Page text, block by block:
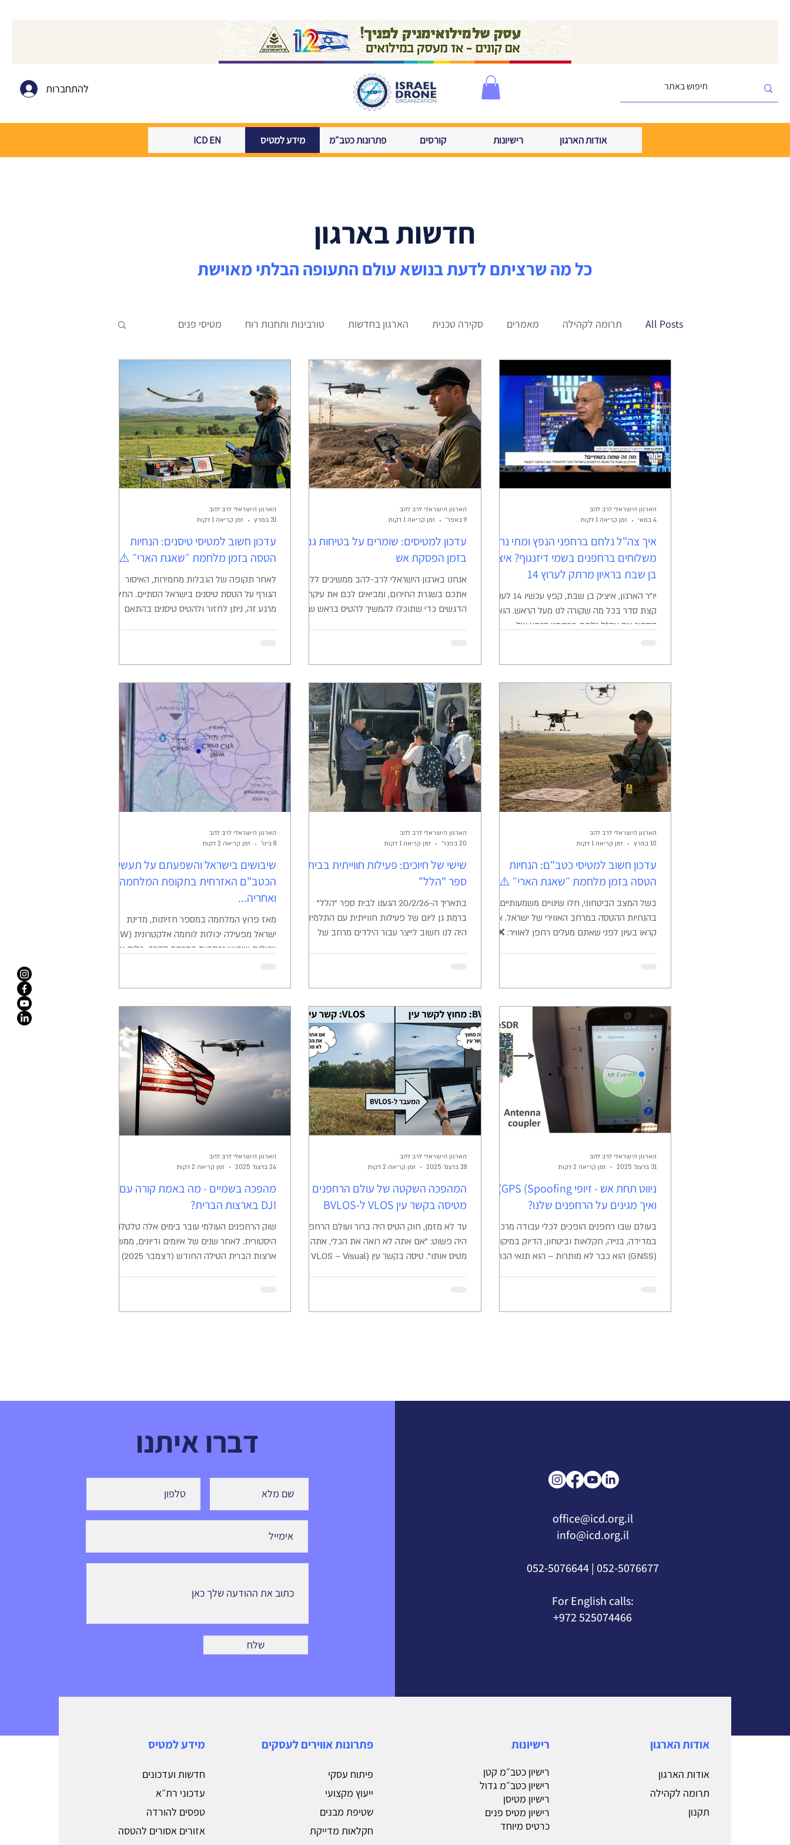
להתחברות
אודות הארגון רישיונות קורסים פתרונות כטב״מ מידע למטיס ICD EN
חדשות בארגון
כל מה שרציתם לדעת בנושא עולם התעופה הבלתי מאוישת
All Posts תרומה לקהילה מאמרים סקירה טכנית הארגון בחדשות טורבינות ותחנות רוח מטיסי פנים
עדכונים שוטפים
איך צה"ל נלחם ברחפני הנפץ ומתי נראה
משלוחים ברחפנים בשמי דיזנגוף? איציק
בן שבת בראיון מרתק לערוץ 14
יו"ר הארגון, איציק בן שבת, קפץ עכשיו 14 לעשות
קצת סדר בכל מה שקורה לנו מעל הראש. הוא
הסביר איך צה"ל נלחם ברחפני הנפץ של
מעל דיזנגוף? שיחה מעניינת על כל מה שזז
הארגון הישראלי לרב להב
4 במאי
זמן קריאה 1 דקות
עדכון למטיסים: שומרים על בטיחות גם
בזמן הפסקת אש
אנחנו בארגון הישראלי לרב-להב ממשיכים ללוות
אתכם בשגרת החירום, ומביאים לכם את עיקרי
הדגשים כדי שתוכלו להמשיך להטיס בראש שקט
הטיס המוכרים. עם זאת, גם בימי הפסקת האש,
האתגר הטכנולוגי עדיין כאן: אנו חווים שיבושי
GPS וקשר משמעותיים , שמתגברים במיוחד
בגובה שמעל 50 מטרים . שלושה כללי אצבע
לטיסה בטוחה: חזרו ליסודות (VFR): אל תסתמכו
על מערכות הניווט האוטומטיות. הקפידו
הארגון הישראלי לרב להב
9 באפר׳
זמן קריאה 1 דקות
עדכון חשוב למטיסי טיסנים: הנחיות
הטסה בזמן מלחמת ״שאגת הארי״ ⚠️
לאחר תקופה של הגבלות מחמירות, האיסור
הגורף על הטסת טיסנים בישראל הסתיים. החל
מרגע זה, ניתן לחזור ולהטיס טיסנים בהתאם
והציות להנחיות הם בעדיפות עליונה. כדי שנוכל
להמשיך ליהנות מהתחביב ולשמור על ביטחון
המדינה והמרחב האווירי, עלינו להקפיד על
המגבלות הבאות: שדות תעופה ומנחתים: חל
איסור מוחלט על הטסה בתוך המרחבים האוויריים
הסמוכים לשדות תעופה ( CTR ), בין אם מדובר
הארגון הישראלי לרב להב
31 במרץ
זמן קריאה 1 דקות
עדכון חשוב למטיסי כטב"ם: הנחיות
הטסה בזמן מלחמת ״שאגת הארי״ ⚠️
בשל המצב הביטחוני, חלו שינויים משמעותיים
בהנחיות ההטסה במרחב האווירי של ישראל. אנא
קראו בעיון לפני שאתם מעלים רחפן לאוויר: ❌
(אזרחיים וצבאיים כאחד). ✅ מה מותר? (לצרכים
מסחריים או ביטחוניים בלבד) ניתן להטיס ללא
אישור מיוחד ממשרד נוטאם (NOTAM), בתנאי ש:
ההטסה היא בקשר עין (VLOS). הגובה המקסימלי
הוא עד 100 מטר . ההטסה מבוצעת בהתאם
לתקנות השגרה והפמ"ת
הארגון הישראלי לרב להב
10 במרץ
זמן קריאה 1 דקות
שישי של חיוכים: פעילות חווייתית בבית
ספר "הלל"
בתאריך ה-20/2/26 הגענו לבית ספר "הלל"
ברמת גן ליום של פעילות חווייתית עם התלמידים.
היה לנו חשוב לייצר עבור הילדים מרחב של
הארגון הישראלי לרב להב
20 בפבר׳
זמן קריאה 1 דקות
שיבושים בישראל והשפעתם על תעשיית
הכטב"ם האזרחית בתקופת המלחמה
ואחריה...
מאז פרוץ המלחמה במספר חזיתות, מדינת
ויכולות שיבוש נרחבות במרחב הקרב. כלים אלו
מאוישים (כטב"ם/רחפנים) הפועלים כחוק, בעלי
רישיון ובהתאם לדרישות הרגולטוריות של רת"א.
היקף הבעיה על פי עדויות רבות של מטיסים
מקצועיים, חברות צילום ומיפוי, וגורמים בתעשיית
הכטב"ם האזרחית – השיבושים מופעלים ללא
התראה מוקדמת, ללא אזורי אזהרה
הארגון הישראלי לרב להב
8 בינו׳
זמן קריאה 2 דקות
ניווט תחת אש - זיופי GPS (Spoofing)
ואיך מגינים על הרחפנים שלנו?
בעולם שבו רחפנים הופכים לכלי עבודה מרכזי
במדידה, בנייה, חקלאות וביטחון, הדיוק במיקום
(GNSS) הוא כבר לא מותרות – הוא תנאי הכרחי
השבתת מערכות GNSS בארה"ב לבדה מוערך
הארגון הישראלי לרב להב
31 בדצמ׳ 2025
זמן קריאה 2 דקות
המהפכה השקטה של עולם הרחפנים –
מטיסה בקשר עין VLOS ל-BVLOS
עד לא מזמן, חוק הטיס היה ברור ועולם הרחפנים
היה פשוט: "אם אתה לא רואה את הכלי, אתה לא
מטיס אותו". טיסה בקשר עין (VLOS – Visual
– Beyond Visual Line of Sight). עולם
הארגון הישראלי לרב להב
28 בדצמ׳ 2025
זמן קריאה 2 דקות
מהפכה בשמיים - מה באמת קורה עם
DJI בארצות הברית?
שוק הרחפנים העולמי עובר בימים אלה טלטלה
היסטורית. לאחר שנים של איומים ודיונים, ממשלת
ארצות הברית הטילה החודש (דצמבר 2025)
מה קרה בפועל? "חניקה" בירוקרטית חשוב להבין:
הארגון הישראלי לרב להב
24 בדצמ׳ 2025
זמן קריאה 2 דקות
דברו איתנו
שלח
office@icd.org.il
info@icd.org.il
052-5076677 | 052-5076644
For English calls:
+972 525074466
מידע למטיס
חדשות ועדכונים
עדכוני רת״א
טפסים להורדה
אזורים אסורים להטסה
פתרונות אווירים לעסקים
פיתוח עסקי
ייעוץ מקצועי
שטיפת מבנים
חקלאות מדייקת
רישיונות
רישיון כטב״מ קטן
רישיון כטב״מ גדול
רישיון מטיסן
רישיון מטיס פנים
כרטיס מיוחד
אודות הארגון
אודות הארגון
תרומה לקהילה
תקנון